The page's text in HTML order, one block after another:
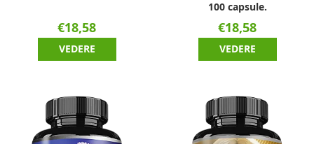
€18,58
VEDERE
100 capsule.
€18,58
VEDERE